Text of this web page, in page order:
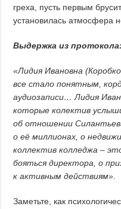
греха, пусть первым
установилась атмосфера
Выдержка из протокола:
«Лидия Ивановна
все стало понятным,
аудиозаписи… Лидия
которые колектив
об отношении
о её миллионах, о
коллектив колледжа –
бояться директора, о
к активным действиям».
Заметьте, как